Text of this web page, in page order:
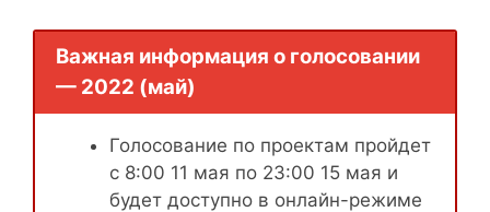
Важная информация о голосовании
— 2022 (май)
Голосование по проектам пройдет
с 8:00 11 мая по 23:00 15 мая и
будет доступно в онлайн-режиме